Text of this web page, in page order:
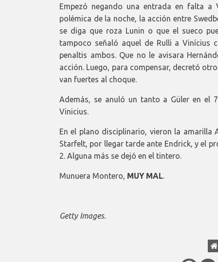
Empezó negando una entrada en falta
polémica de la noche, la acción entre
se diga que roza Lunin o que el sueco
tampoco señaló aquel de Rulli a Vinícius
penaltis ambos. Que no le avisara
acción. Luego, para compensar, decretó
van fuertes al choque.
Además, se anuló un tanto a Güler en el
Vinicius.
En el plano disciplinario, vieron la amarilla
Starfelt, por llegar tarde ante Endrick, y el
2. Alguna más se dejó en el tintero.
Munuera Montero, MUY MAL.
Getty Images.